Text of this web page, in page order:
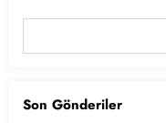
Son Gönderiler